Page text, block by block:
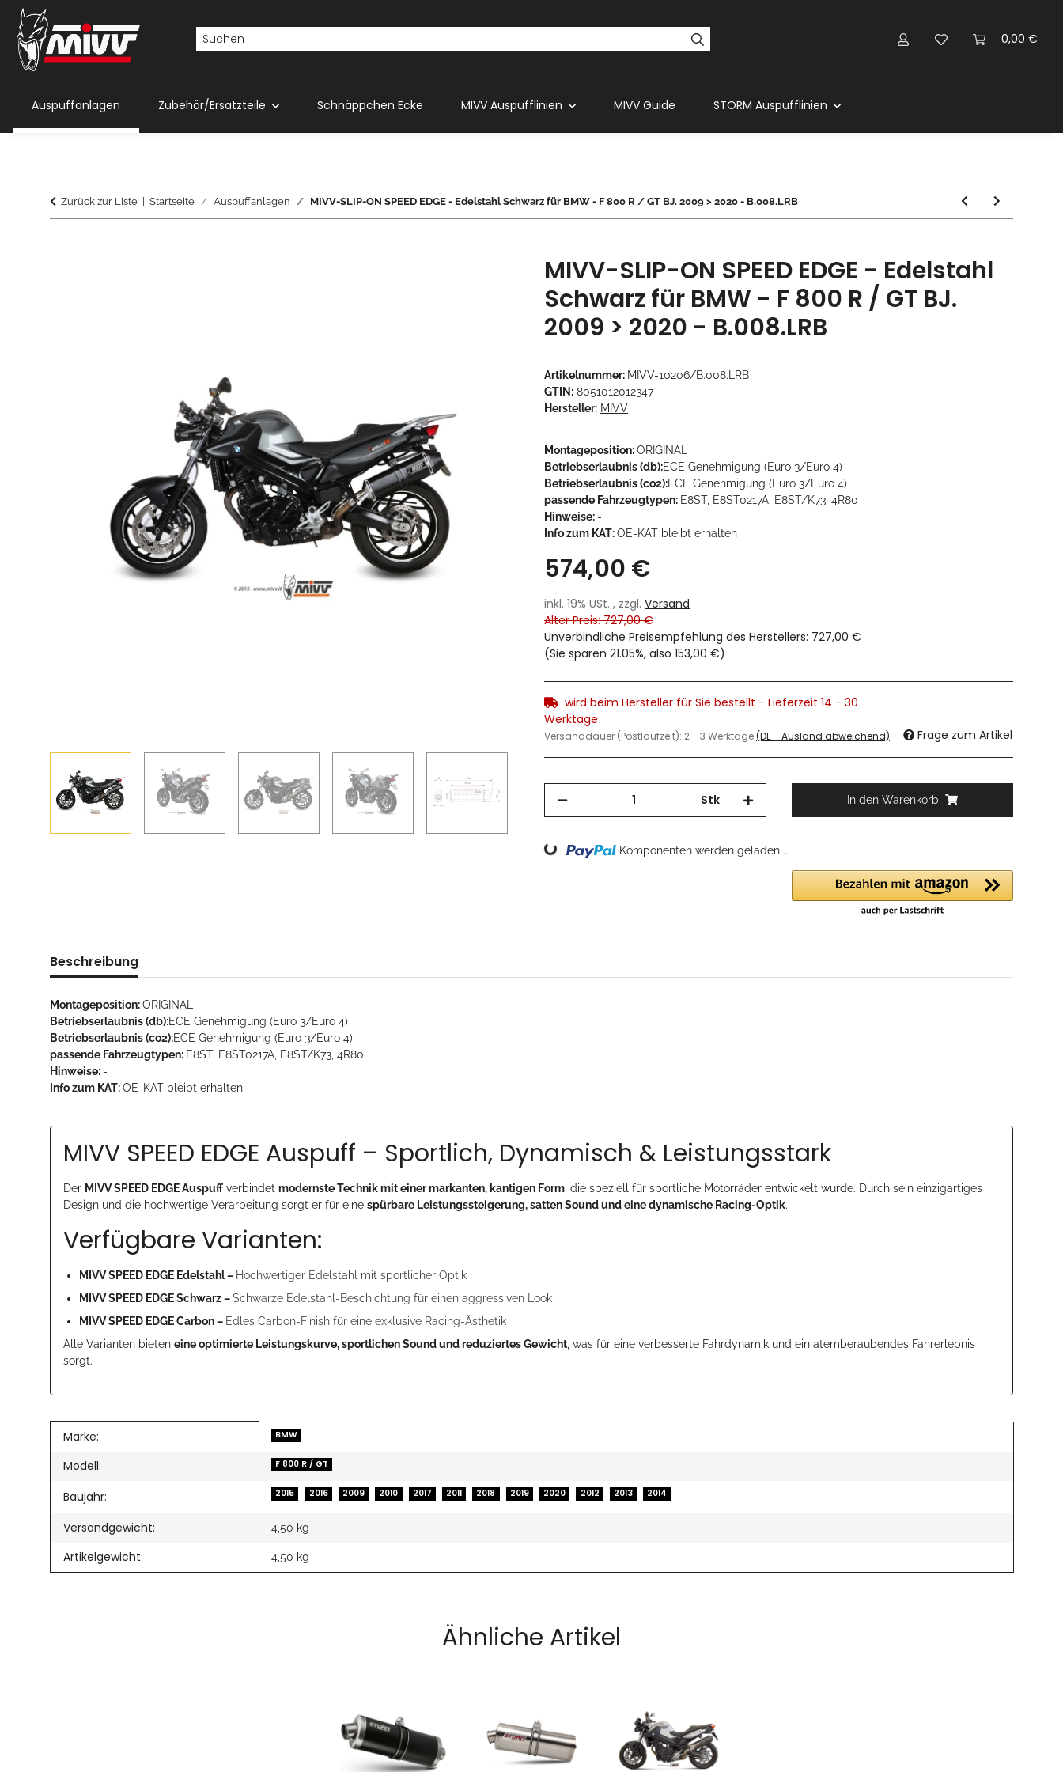
0,00 €
Auspuffanlagen Zubehör/Ersatzteile Schnäppchen Ecke MIVV Auspufflinien MIVV Guide STORM Auspufflinien
Zurück zur Liste Startseite Auspuffanlagen MIVV-SLIP-ON SPEED EDGE - Edelstahl Schwarz für BMW - F 800 R / GT BJ. 2009 > 2020 - B.008.LRB
MIVV-SLIP-ON SPEED EDGE - Edelstahl
Schwarz für BMW - F 800 R / GT BJ.
2009 > 2020 - B.008.LRB
Artikelnummer: MIVV-10206/B.008.LRB
GTIN: 8051012012347
Hersteller: MIVV
Montageposition:ORIGINAL
Betriebserlaubnis (db):ECE Genehmigung (Euro 3/Euro 4)
Betriebserlaubnis (co2):ECE Genehmigung (Euro 3/Euro 4)
passende Fahrzeugtypen: E8ST, E8ST0217A, E8ST/K73, 4R80
Hinweise: -
Info zum KAT:OE-KAT bleibt erhalten
574,00 €
inkl. 19% USt. , zzgl. Versand
Alter Preis: 727,00 €
Unverbindliche Preisempfehlung des Herstellers: 727,00 €
(Sie sparen 21.05%, also 153,00 €)
wird beim Hersteller für Sie bestellt - Lieferzeit 14 - 30
Werktage
Versanddauer (Postlaufzeit): 2 - 3 Werktage(DE - Ausland abweichend) Frage zum Artikel
Stk In den Warenkorb
Loading... Komponenten werden geladen ...
Beschreibung
Montageposition:ORIGINAL
Betriebserlaubnis (db):ECE Genehmigung (Euro 3/Euro 4)
Betriebserlaubnis (co2):ECE Genehmigung (Euro 3/Euro 4)
passende Fahrzeugtypen: E8ST, E8ST0217A, E8ST/K73, 4R80
Hinweise: -
Info zum KAT:OE-KAT bleibt erhalten
MIVV SPEED EDGE Auspuff – Sportlich, Dynamisch & Leistungsstark
Der MIVV SPEED EDGE Auspuff verbindet modernste Technik mit einer markanten, kantigen Form , die speziell für sportliche Motorräder entwickelt wurde. Durch sein einzigartiges
Design und die hochwertige Verarbeitung sorgt er für eine spürbare Leistungssteigerung, satten Sound und eine dynamische Racing-Optik.
Verfügbare Varianten:
MIVV SPEED EDGE Edelstahl – Hochwertiger Edelstahl mit sportlicher Optik
MIVV SPEED EDGE Schwarz –Schwarze Edelstahl-Beschichtung für einen aggressiven Look
MIVV SPEED EDGE Carbon – Edles Carbon-Finish für eine exklusive Racing-Ästhetik
Alle Varianten bieten eine optimierte Leistungskurve, sportlichen Sound und reduziertes Gewicht , was für eine verbesserte Fahrdynamik und ein atemberaubendes Fahrerlebnis
sorgt.
Produkteigenschaft
Wert
Marke: BMW
Modell: F 800 R / GT
Baujahr: 2015 2016 2009 2010 2017 2011 2018 2019 2020 2012 2013 2014
Versandgewicht: 4,50 kg
Artikelgewicht: 4,50 kg
Ähnliche Artikel